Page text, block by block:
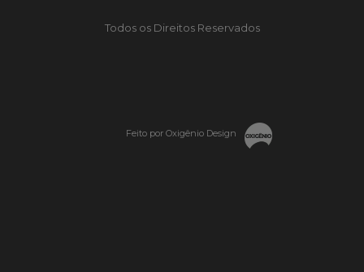
Todos os Direitos Reservados
Feito por Oxigênio Design